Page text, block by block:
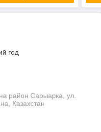
год
район Сарыарка, ул.
Казахстан